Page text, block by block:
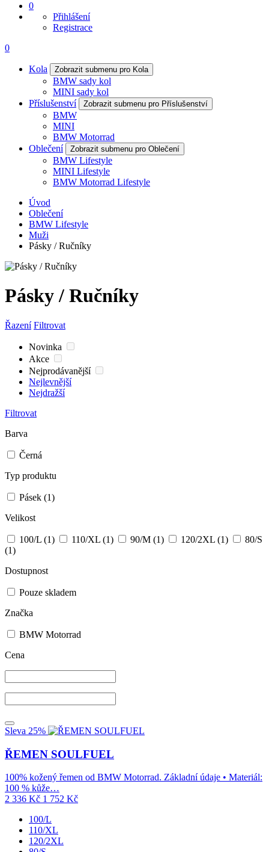
0
Přihlášení
Registrace
0
Kola Zobrazit submenu pro Kola
BMW sady kol
MINI sady kol
Příslušenství
Zobrazit submenu pro Příslušenství
BMW
MINI
BMW Motorrad
Oblečení
Zobrazit submenu pro Oblečení
BMW Lifestyle
MINI Lifestyle
BMW Motorrad Lifestyle
Úvod
Oblečení
BMW Lifestyle
Muži
Pásky / Ručníky
Pásky / Ručníky
Řazení Filtrovat
Novinka
Akce
Nejprodávanější
Nejlevnější
Nejdražší
Filtrovat
Barva
Černá
Typ produktu
Pásek (1)
Velikost
100/L (1) 110/XL (1) 90/M (1) 120/2XL (1)
80/S
(1)
Dostupnost
Pouze skladem
Značka
BMW Motorrad
Cena
Sleva 25%
ŘEMEN SOULFUEL
100% kožený řemen od BMW Motorrad. Základní údaje • Materiál:
100 % kůže…
2 336 Kč 1 752 Kč
100/L
110/XL
120/2XL